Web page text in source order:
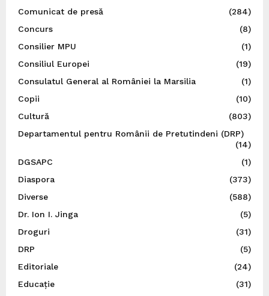
Comunicat de presă
(284)
Concurs
(8)
Consilier MPU
(1)
Consiliul Europei
(19)
Consulatul General al României la Marsilia
(1)
Copii
(10)
Cultură
(803)
Departamentul pentru Românii de Pretutindeni (DRP)
(14)
DGSAPC
(1)
Diaspora
(373)
Diverse
(588)
Dr. Ion I. Jinga
(5)
Droguri
(31)
DRP
(5)
Editoriale
(24)
Educație
(31)